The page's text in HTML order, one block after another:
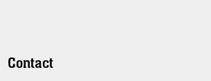
Contact